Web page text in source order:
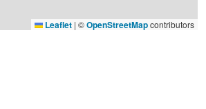
Leaflet | ©OpenStreetMapcontributors